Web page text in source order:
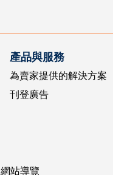
產品與服務
為賣家提供的解決方案
刊登廣告
網站導覽